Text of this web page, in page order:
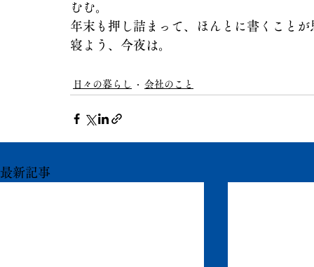
むむ。
年末も押し詰まって、ほんとに書くこと
寝よう、今夜は。
日々の暮らし 会社のこと
最新記事